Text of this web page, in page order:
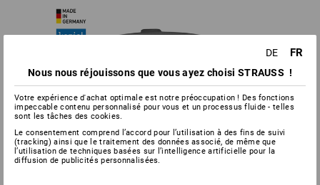
DE FR
Nous nous réjouissons que vous ayez choisi STRAUSS !
Votre expérience d'achat optimale est notre préoccupation ! Des fonctions
impeccable contenu personnalisé pour vous et un processus fluide - telles
sont les tâches des cookies.
Le consentement comprend l’accord pour l’utilisation à des fins de suivi
(tracking) ainsi que le traitement des données associé, de même que
l’utilisation de techniques basées sur l’intelligence artificielle pour la
diffusion de publicités personnalisées.